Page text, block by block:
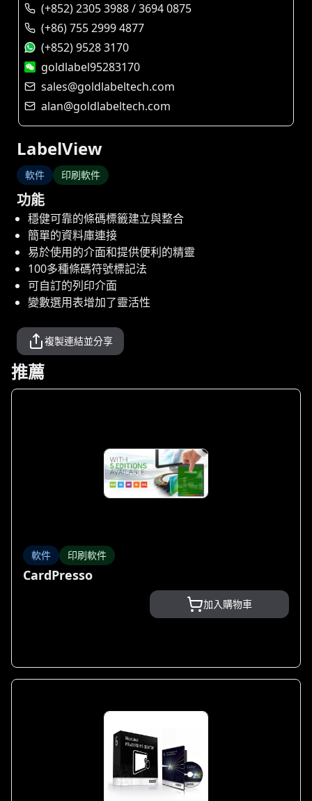
LabelView
軟件 印刷軟件
功能
穩健可靠的條碼標籤建立與整合
簡單的資料庫連接
易於使用的介面和提供便利的精靈
100多種條碼符號標記法
可自訂的列印介面
變數選用表增加了靈活性
複製連結並分享
(+852) 2305 3988 / 3694 0875
(+86) 755 2999 4877
(+852) 9528 3170
goldlabel95283170
sales@goldlabeltech.com
alan@goldlabeltech.com
推薦
軟件 印刷軟件
CardPresso
加入購物車